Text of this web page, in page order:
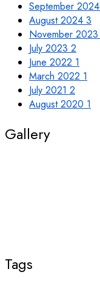
September 2024
August 2024 3
November 2023
July 2023 2
June 2022 1
March 2022 1
July 2021 2
August 2020 1
Gallery
Tags